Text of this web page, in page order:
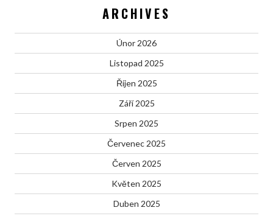
ARCHIVES
Únor 2026
Listopad 2025
Říjen 2025
Září 2025
Srpen 2025
Červenec 2025
Červen 2025
Květen 2025
Duben 2025